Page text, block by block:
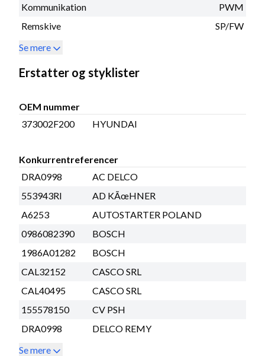
Kommunikation
PWM
Remskive
SP/FW
Se mere
Erstatter og styklister
OEM nummer
373002F200
HYUNDAI
Konkurrentreferencer
DRA0998
AC DELCO
553943RI
AD KÃœHNER
A6253
AUTOSTARTER POLAND
0986082390
BOSCH
1986A01282
BOSCH
CAL32152
CASCO SRL
CAL40495
CASCO SRL
155578150
CV PSH
DRA0998
DELCO REMY
Se mere